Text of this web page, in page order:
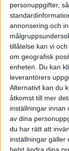
personuppgifter,
annonsering och
tillåtelse kan vi
om geografisk
enheten. Du kan
leverantörers
Alternativt kan du
åtkomst till mer
inställningar innan
av dina
du har rätt att
inställningar gäller
han tillbaka.
- Löpningen har
för att det är
tillbaka hem och
inte visste om?